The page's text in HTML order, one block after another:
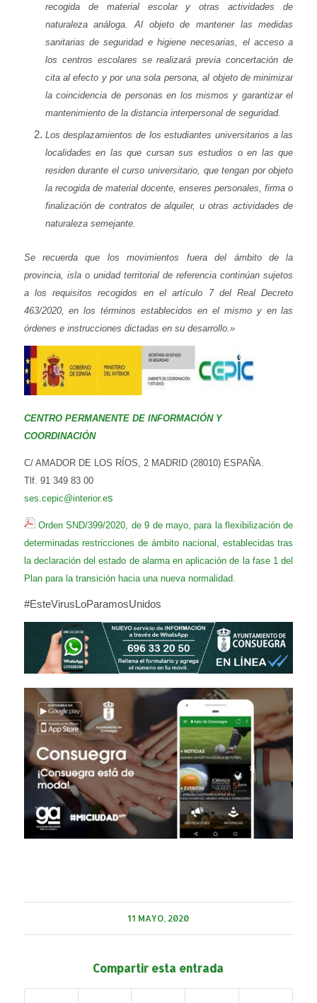
recogida de material escolar y otras actividades de
naturaleza análoga. Al objeto de mantener las medidas
sanitarias de seguridad e higiene necesarias, el acceso a
los centros escolares se realizará previa concertación de
cita al efecto y por una sola persona, al objeto de minimizar
la coincidencia de personas en los mismos y garantizar el
mantenimiento de la distancia interpersonal de seguridad.
Los desplazamientos de los estudiantes universitarios a las
localidades en las que cursan sus estudios o en las que
residen durante el curso universitario, que tengan por objeto
la recogida de material docente, enseres personales, firma o
finalización de contratos de alquiler, u otras actividades de
naturaleza semejante.
Se recuerda que los movimientos fuera del ámbito de la
provincia, isla o unidad territorial de referencia continúan sujetos
a los requisitos recogidos en el artículo 7 del Real Decreto
463/2020, en los términos establecidos en el mismo y en las
órdenes e instrucciones dictadas en su desarrollo.»
CENTRO PERMANENTE DE INFORMACIÓN Y
COORDINACIÓN
C/ AMADOR DE LOS RÍOS, 2 MADRID (28010) ESPAÑA.
Tlf. 91 349 83 00
ses.cepic@interior.es
Orden SND/399/2020, de 9 de mayo, para la flexibilización de
determinadas restricciones de ámbito nacional, establecidas tras
la declaración del estado de alarma en aplicación de la fase 1 del
Plan para la transición hacia una nueva normalidad.
#EsteVirusLoParamosUnidos
11 MAYO, 2020
Compartir esta entrada